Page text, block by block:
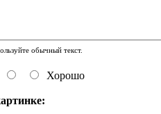
обычный текст.
Хорошо